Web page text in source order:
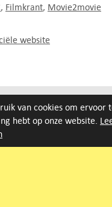
van cookies om ervoor
hebt op onze website.
Filmkrant Movie2movie
website
rond half augustus :)